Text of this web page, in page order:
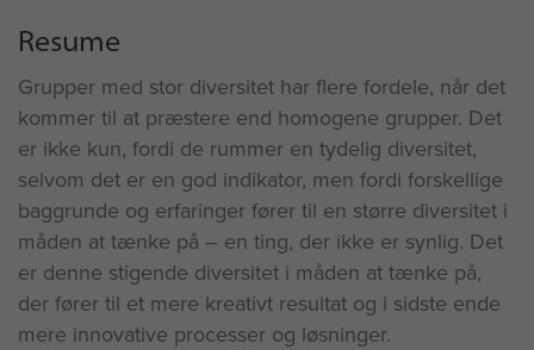
Resume
Grupper med stor diversitet har flere fordele, når det
kommer til at præstere end homogene grupper. Det
er ikke kun, fordi de rummer en tydelig diversitet,
selvom det er en god indikator, men fordi forskellige
baggrunde og erfaringer fører til en større diversitet i
måden at tænke på – en ting, der ikke er synlig. Det
er denne stigende diversitet i måden at tænke på,
der fører til et mere kreativt resultat og i sidste ende
mere innovative processer og løsninger.